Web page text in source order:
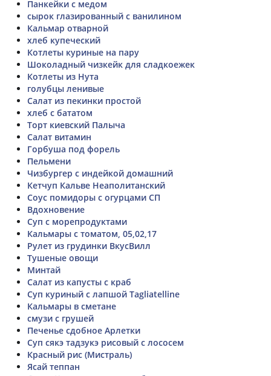
Панкейки с медом
сырок глазированный с ванилином
Кальмар отварной
хлеб купеческий
Котлеты куриные на пару
Шоколадный чизкейк для сладкоежек
Котлеты из Нута
голубцы ленивые
Салат из пекинки простой
хлеб с бататом
Торт киевский Палыча
Салат витамин
Горбуша под форель
Пельмени
Чизбургер с индейкой домашний
Кетчуп Кальве Неаполитанский
Соус помидоры с огурцами СП
Вдохновение
Суп с морепродуктами
Кальмары с томатом, 05,02,17
Рулет из грудинки ВкусВилл
Тушеные овощи
Минтай
Салат из капусты с краб
Суп куриный с лапшой Tagliatelline
Кальмары в сметане
смузи с грушей
Печенье сдобное Арлетки
Суп сякэ тадзукэ рисовый с лососем
Красный рис (Мистраль)
Ясай теппан